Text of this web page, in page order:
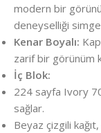
modern bir
deneyselliği
Kenar Boyalı:
zarif bir görünüm
İç Blok:
224 sayfa Ivory
sağlar.
Beyaz çizgili kağıt,